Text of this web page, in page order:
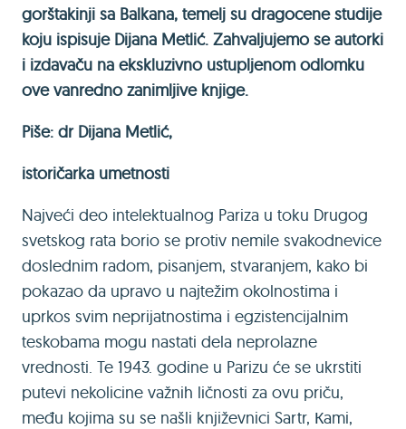
gorštakinji sa Balkana, temelj su dragocene studije
koju ispisuje Dijana Metlić. Zahvaljujemo se autorki
i izdavaču na ekskluzivno ustupljenom odlomku
ove vanredno zanimljive knjige.
Piše: dr Dijana Metlić,
istoričarka umetnosti
Najveći deo intelektualnog Pariza u toku Drugog
svetskog rata borio se protiv nemile svakodnevice
doslednim radom, pisanjem, stvaranjem, kako bi
pokazao da upravo u najtežim okolnostima i
uprkos svim neprijatnostima i egzistencijalnim
teskobama mogu nastati dela neprolazne
vrednosti. Te 1943. godine u Parizu će se ukrstiti
putevi nekolicine važnih ličnosti za ovu priču,
među kojima su se našli književnici Sartr, Кami,